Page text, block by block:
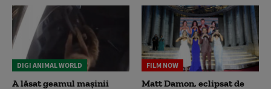
DIGI ANIMAL WORLD
A lăsat geamul mașinii
FILM NOW
Matt Damon, eclipsat de